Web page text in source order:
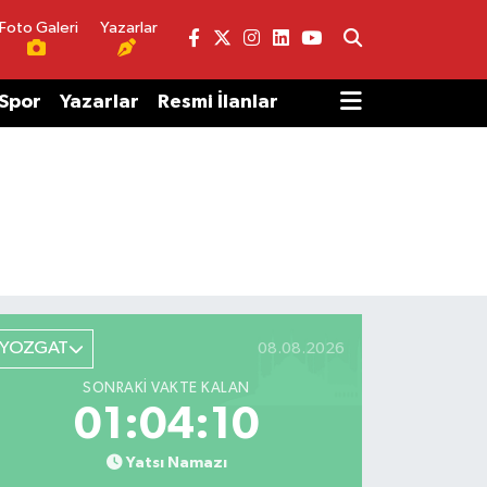
Foto Galeri Yazarlar
Yazarlar Resmi İlanlar
YOZGAT 08.08.2026
SONRAKI VAKTE KALAN
01:04:10
Yatsı Namazı